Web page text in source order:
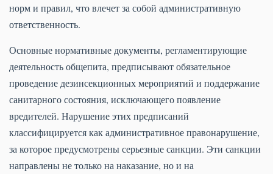
норм и правил, что влечет за собой административную
ответственность.
Основные нормативные документы, регламентирующие
деятельность общепита, предписывают обязательное
проведение дезинсекционных мероприятий и поддержание
санитарного состояния, исключающего появление
вредителей. Нарушение этих предписаний
классифицируется как административное правонарушение,
за которое предусмотрены серьезные санкции. Эти санкции
направлены не только на наказание, но и на